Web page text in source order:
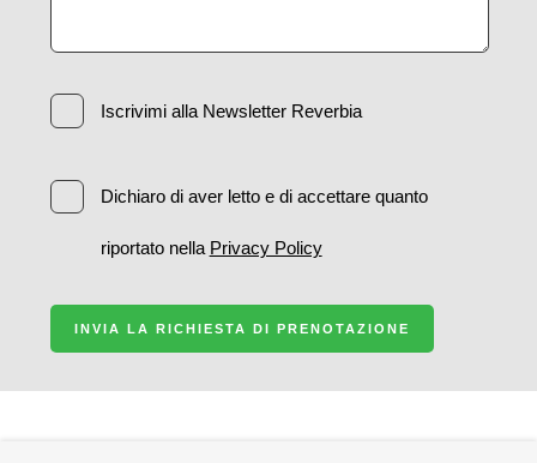
Iscrivimi alla Newsletter Reverbia
Dichiaro di aver letto e di accettare quanto
riportato nella Privacy Policy
INVIA LA RICHIESTA DI PRENOTAZIONE